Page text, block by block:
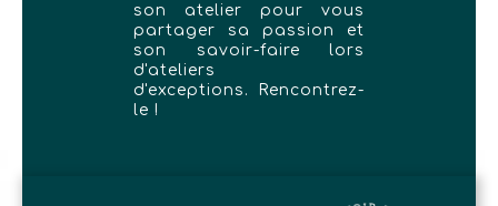
son atelier pour vous
partager sa passion et
son savoir-faire lors
d'ateliers
d'exceptions. Rencontrez-
le !